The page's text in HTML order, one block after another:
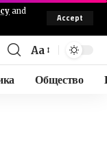
and
Accept
Aa
Общество